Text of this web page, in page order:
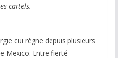
cartels.
qui règne depuis plusieurs
Mexico. Entre fierté